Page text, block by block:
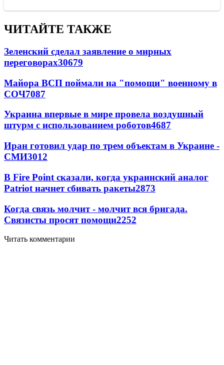
ЧИТАЙТЕ ТАКЖЕ
Зеленский сделал заявление о мирных
переговорах30679
Майора ВСП поймали на "помощи" военному в
СОЧ7087
Украина впервые в мире провела воздушный
штурм с использованием роботов4687
Иран готовил удар по трем объектам в Украине -
СМИ3012
В Fire Point сказали, когда украинский аналог
Patriot начнет сбивать ракеты2873
Когда связь молчит - молчит вся бригада.
Связисты просят помощи2252
Читать комментарии